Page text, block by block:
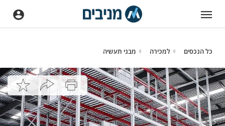
כל הנכסים למכירה מבני תעשיה